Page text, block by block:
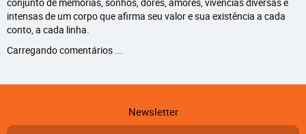
intensas de um corpo que afirma seu valor e sua existência a cada
conto, a cada linha.
Carregando comentários ...
Newsletter